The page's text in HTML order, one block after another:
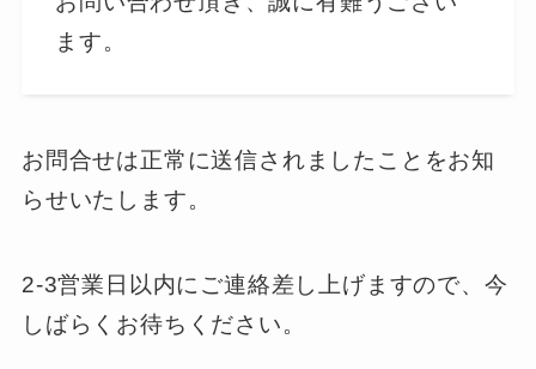
ます。
お問合せは正常に送信されましたことをお知
らせいたします。
2-3営業日以内にご連絡差し上げますので、今
しばらくお待ちください。